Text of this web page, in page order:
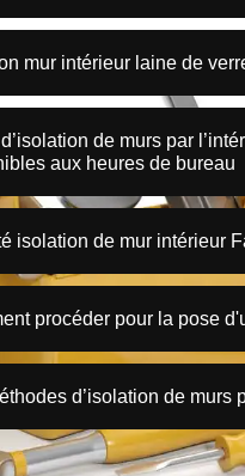
mur intérieur laine de
de murs par
aux heures de bureau
isolation de mur intérieur
procéder pour la pose
d’isolation de murs